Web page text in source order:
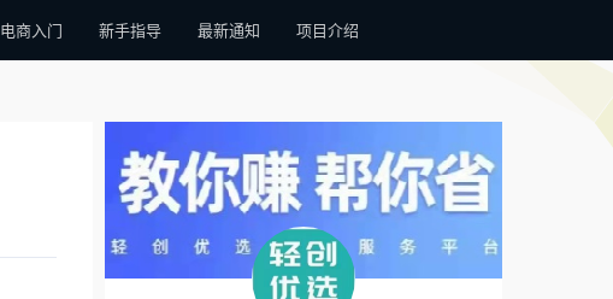
电商入门 新手指导 最新通知 项目介绍